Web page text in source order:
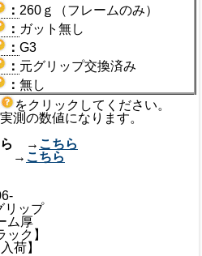
： 260ｇ（フレームのみ）
： ガット無し
： G3
： 元グリップ交換済み
： 無し
をクリックしてください。
測の数値になります。
ら → こちら
→ こちら
リップ
ム厚
ク】
荷】